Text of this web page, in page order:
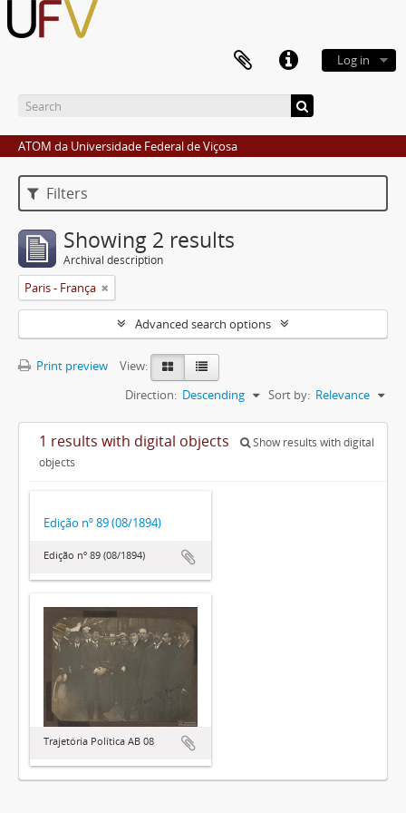
Log in
ATOM da Universidade Federal de Viçosa
Filters
Showing 2 results
Archival description
Paris - França
Advanced search options
Print preview
View:
Sort by: Relevance
Direction: Descending
1 results with digital objects
Show results with digital
objects
Edição nº 89 (08/1894)
Edição nº 89 (08/1894)
Trajetória Política AB 08